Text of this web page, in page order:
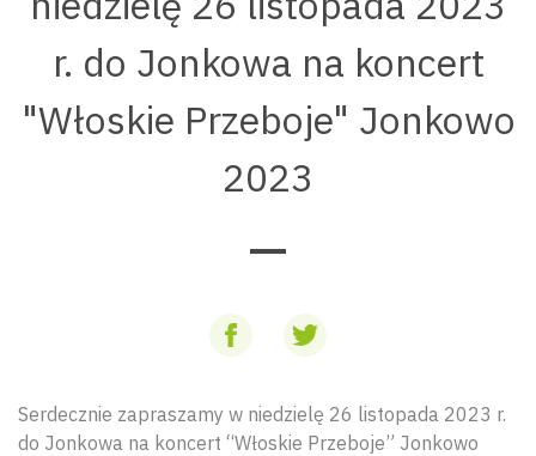
r. do Jonkowa na koncert
"Włoskie Przeboje" Jonkowo
2023
Serdecznie zapraszamy w niedzielę 26 listopada 2023 r.
do Jonkowa na koncert “Włoskie Przeboje” Jonkowo